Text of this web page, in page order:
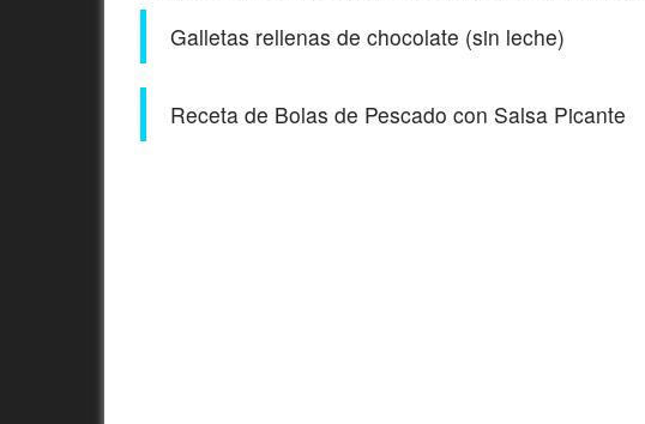
Galletas rellenas de chocolate (sin leche)
Receta de Bolas de Pescado con Salsa Picante